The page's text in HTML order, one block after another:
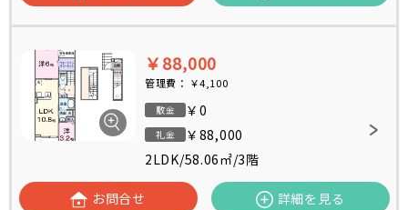
￥88,000
管理費： ￥4,100
敷金 ￥0
礼金
￥88,000
2LDK/58.06㎡/3階
お問合せ 詳細を見る